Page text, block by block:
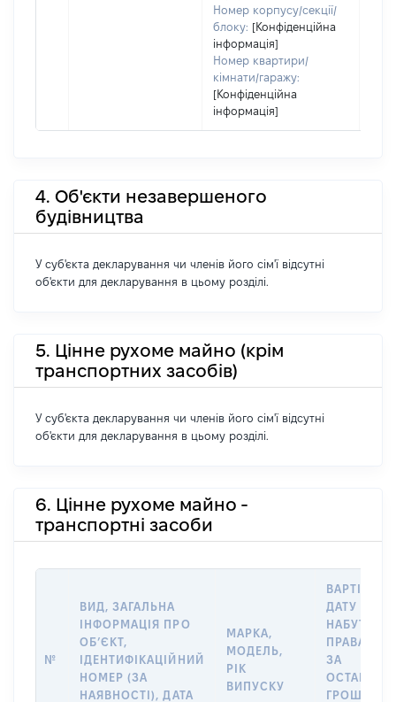
Номер корпусу/секції/
блоку: [Конфіденційна
інформація]
Номер квартири/
кімнати/гаражу:
[Конфіденційна
інформація]
4. Об'єкти незавершеного
будівництва
У суб'єкта декларування чи членів його сім'ї відсутні
об'єкти для декларування в цьому розділі.
5. Цінне рухоме майно (крім
транспортних засобів)
У суб'єкта декларування чи членів його сім'ї відсутні
об'єкти для декларування в цьому розділі.
6. Цінне рухоме майно -
транспортні засоби
№
ВИД, ЗАГАЛЬНА
ІНФОРМАЦІЯ ПРО
ОБʼЄКТ,
ІДЕНТИФІКАЦІЙНИЙ
НОМЕР (ЗА
НАЯВНОСТІ), ДАТА
МАРКА,
МОДЕЛЬ,
РІК
ВИПУСКУ
ВАРТІСТЬ
ДАТУ
НАБУТТЯ
ПРАВА АБО
ЗА